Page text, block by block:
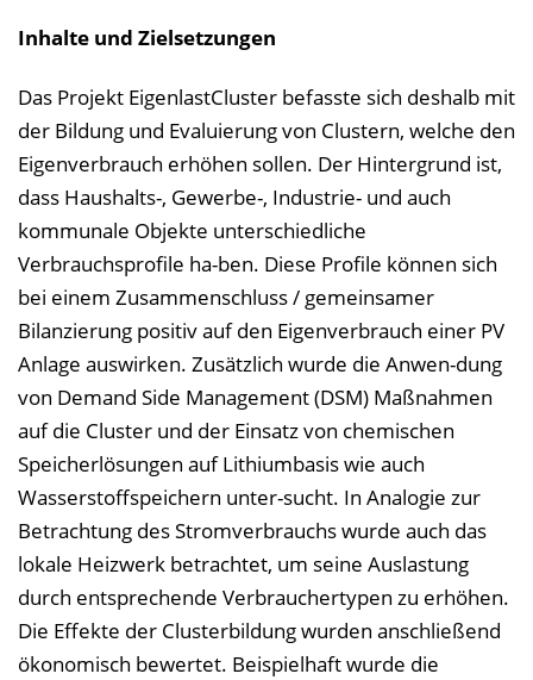
Inhalte und Zielsetzungen
Das Projekt EigenlastCluster befasste sich deshalb mit
der Bildung und Evaluierung von Clustern, welche den
Eigenverbrauch erhöhen sollen. Der Hintergrund ist,
dass Haushalts-, Gewerbe-, Industrie- und auch
kommunale Objekte unterschiedliche
Verbrauchsprofile ha-ben. Diese Profile können sich
bei einem Zusammenschluss / gemeinsamer
Bilanzierung positiv auf den Eigenverbrauch einer PV
Anlage auswirken. Zusätzlich wurde die Anwen-dung
von Demand Side Management (DSM) Maßnahmen
auf die Cluster und der Einsatz von chemischen
Speicherlösungen auf Lithiumbasis wie auch
Wasserstoffspeichern unter-sucht. In Analogie zur
Betrachtung des Stromverbrauchs wurde auch das
lokale Heizwerk betrachtet, um seine Auslastung
durch entsprechende Verbrauchertypen zu erhöhen.
Die Effekte der Clusterbildung wurden anschließend
ökonomisch bewertet. Beispielhaft wurde die